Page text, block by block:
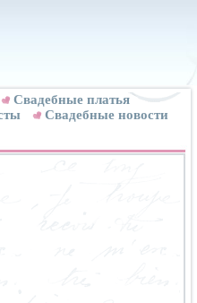
Cвадебные платья
Свадебные новости